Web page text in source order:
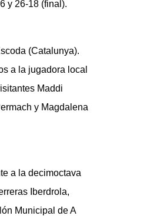
y 26-18 (final).
(Catalunya).
a la jugadora local
Maddi
y Magdalena
a la decimoctava
Iberdrola,
Municipal de A